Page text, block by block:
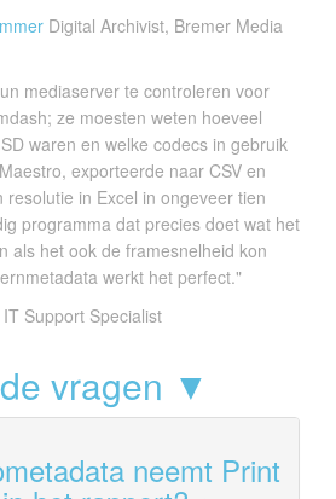
Digital Archivist, Bremer Media
mediaserver te controleren voor
ze moesten weten hoeveel
waren en welke codecs in gebruik
exporteerde naar CSV en
in Excel in ongeveer tien
programma dat precies doet wat het
als het ook de framesnelheid kon
werkt het perfect."
IT Support Specialist
vragen ▼
neemt Print